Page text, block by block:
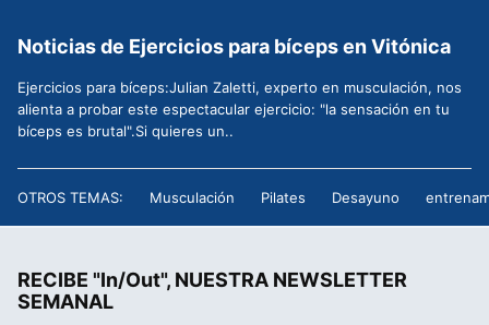
Noticias de Ejercicios para bíceps en Vitónica
Ejercicios para bíceps:Julian Zaletti, experto en musculación, nos
alienta a probar este espectacular ejercicio: "la sensación en tu
bíceps es brutal".Si quieres un..
OTROS TEMAS: Musculación Pilates Desayuno
RECIBE "In/Out", NUESTRA NEWSLETTER
SEMANAL